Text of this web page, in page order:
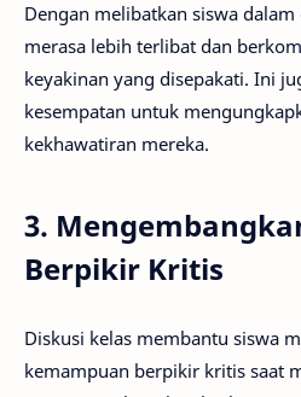
Dengan melibatkan siswa
merasa lebih terlibat dan
keyakinan yang disepakati. Ini
kesempatan untuk
kekhawatiran mereka.
3.
Berpikir Kritis
Diskusi kelas membantu siswa
kemampuan berpikir kritis saat